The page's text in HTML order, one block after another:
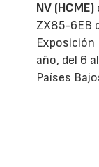
NV (HCME)
ZX85-6EB
Exposición
año, del 6
Países